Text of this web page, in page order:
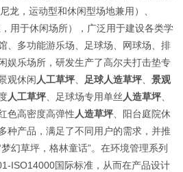
龙，运动型和休闲型场地兼用）、
用于休闲场所），广泛用于建设各类学
、多功能游乐场、足球场、网球场、排
娱乐场所，研发生产了高尔夫打击垫专
观休闲 人工草坪 足球人造草坪
景观
人工草坪 、足球场专用单丝 人造草坪
红色高密度高弹性 人造草坪 、阳台庭院休
种产品，满足了不同用户的需求，并推
幻草坪，格林童话”。在环境管理系列
ISO14000国际标准，从而在产品设计